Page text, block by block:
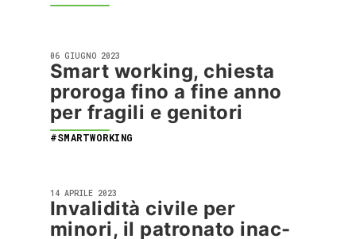
06 GIUGNO 2023
Smart working, chiesta
proroga fino a fine anno
per fragili e genitori
#SMARTWORKING
14 APRILE 2023
Invalidità civile per
minori, il patronato inac-